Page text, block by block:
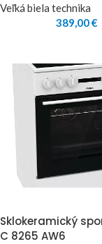
Veľká biela technika
389,00€
Sklokeramický
C 8265 AW6